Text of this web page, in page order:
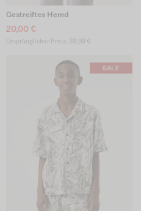
Gestreiftes Hemd
20,00 €
Ursprünglicher Preis: 39,99 €